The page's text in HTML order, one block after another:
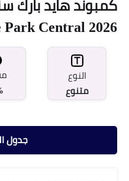
كمبوند هايد بارك
Park Central 2026
النوع
متنوع
جدول